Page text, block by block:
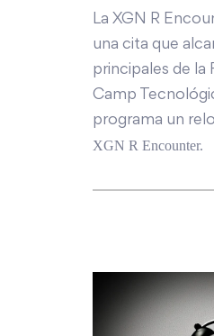
La XGN R
una cita que
principales de la
Camp
programa un
XGN R Encounter.